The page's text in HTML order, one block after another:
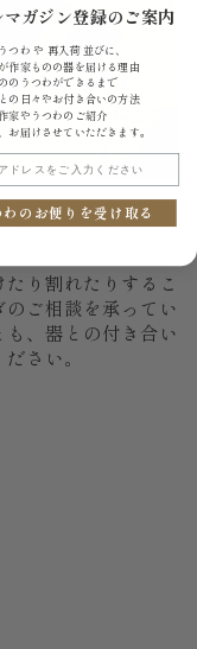
っても。
り割れたりするこ
ご相談を承ってい
、器との付き合い
さい。
マガジン登録のご案内
つわ や 再入荷 並びに、
作家ものの器を届ける理由
のうつわができるまで
の日々やお付き合いの方法
家やうつわのご紹介
お届けさせていただきます。
レスをご入力ください
わのお便りを受け取る